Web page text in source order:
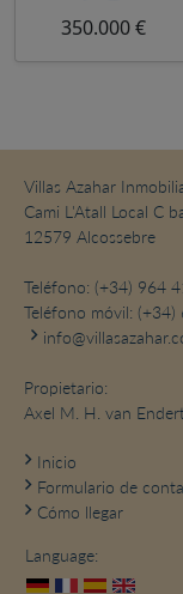
350.000 €
Villas Azahar
Cami L'Atall Local C
12579 Alcossebre
Teléfono: (+34) 964
Teléfono móvil: (+34)
Propietario:
Axel M. H. van
Inicio
Formulario de
Cómo llegar
Language: